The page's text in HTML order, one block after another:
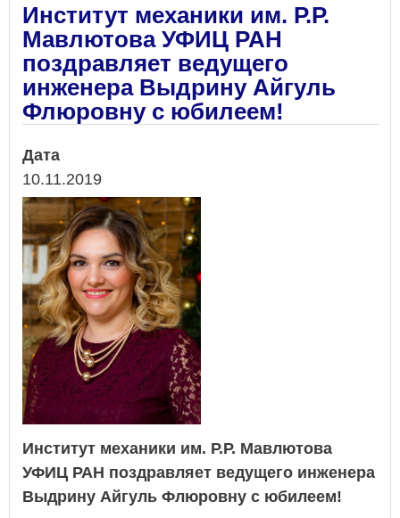
Институт механики им. Р.Р.
Мавлютова УФИЦ РАН
поздравляет ведущего
инженера Выдрину Айгуль
Флюровну с юбилеем!
Дата
10.11.2019
Институт механики им. Р.Р. Мавлютова
УФИЦ РАН поздравляет ведущего инженера
Выдрину Айгуль Флюровну с юбилеем!